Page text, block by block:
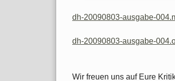
dh-20090803-ausgabe-
dh-20090803-ausgabe-
Wir freuen uns auf Eure